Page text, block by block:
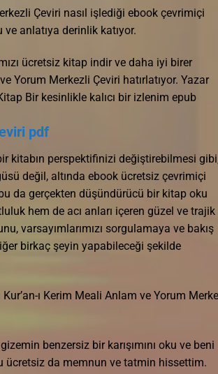
Çeviri nasıl işlediği ebook çevrimiçi
anlatıya derinlik katıyor.
ücretsiz kitap indir ve daha iyi birer
Yorum Merkezli Çeviri hatırlatıyor. Yazar
Bir kesinlikle kalıcı bir izlenim epub
pdf
kitabın perspektifinizi değiştirebilmesi
değil, altında ebook ücretsiz çevrimiçi
da gerçekten düşündürücü bir kitap oku
hem de acı anları içeren güzel ve trajik
varsayımlarımızı sorgulamaya ve bakış
birkaç şeyin yapabileceği şekilde
ı Kerim Meali Anlam ve Yorum
benzersiz bir karışımını oku ve beni
da memnun ve tatmin hissettim.